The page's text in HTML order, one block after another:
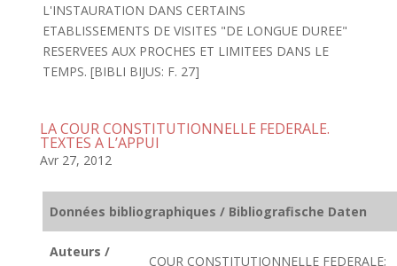
L'INSTAURATION DANS CERTAINS
ETABLISSEMENTS DE VISITES "DE LONGUE DUREE"
RESERVEES AUX PROCHES ET LIMITEES DANS LE
TEMPS. [BIBLI BIJUS: F. 27]
LA COUR CONSTITUTIONNELLE FEDERALE.
TEXTES A L’APPUI
Avr 27, 2012
Données bibliographiques / Bibliografische Daten
Auteurs /
COUR CONSTITUTIONNELLE FEDERALE;